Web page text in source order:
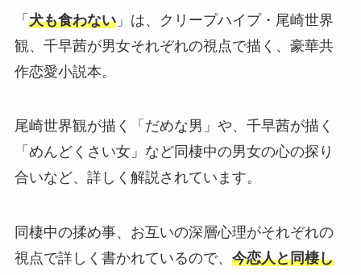
「 犬も食わない」は、クリープハイプ・尾崎世界
観、千早茜が男女それぞれの視点で描く、豪華共
作恋愛小説本。
尾崎世界観が描く「だめな男」や、千早茜が描く
「めんどくさい女」など同棲中の男女の心の探り
合いなど、詳しく解説されています。
同棲中の揉め事、お互いの深層心理がそれぞれの
視点で詳しく書かれているので、 今恋人と同棲し